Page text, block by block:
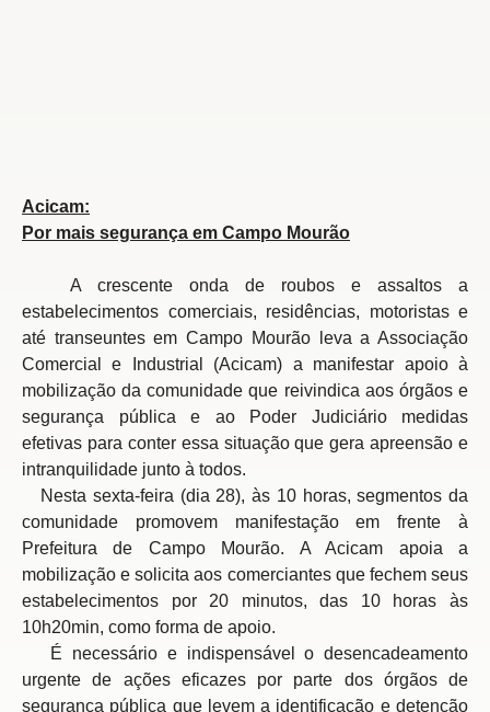
Acicam:
Por mais segurança em Campo Mourão
A crescente onda de roubos e assaltos a
estabelecimentos comerciais, residências, motoristas e
até transeuntes em Campo Mourão leva a Associação
Comercial e Industrial (Acicam) a manifestar apoio à
mobilização da comunidade que reivindica aos órgãos e
segurança pública e ao Poder Judiciário medidas
efetivas para conter essa situação que gera apreensão e
intranquilidade junto à todos.
Nesta sexta-feira (dia 28), às 10 horas, segmentos da
comunidade promovem manifestação em frente à
Prefeitura de Campo Mourão. A Acicam apoia a
mobilização e solicita aos comerciantes que fechem seus
estabelecimentos por 20 minutos, das 10 horas às
10h20min, como forma de apoio.
É necessário e indispensável o desencadeamento
urgente de ações eficazes por parte dos órgãos de
segurança pública que levem a identificação e detenção